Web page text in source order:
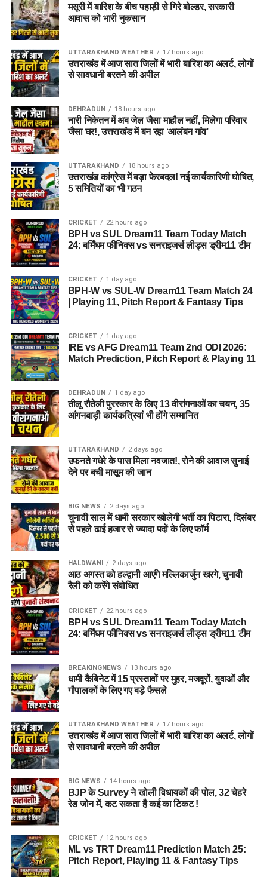
मसूरी में बारिश के बीच पहाड़ी से गिरे बोल्डर, सरकारी
आवास को भारी नुकसान
UTTARAKHAND WEATHER 17 hours ago
उत्तराखंड में आज सात जिलों में भारी बारिश का अलर्ट, लोगों
से सावधानी बरतने की अपील
DEHRADUN 18 hours ago
नारी निकेतन में अब जेल जैसा माहौल नहीं, मिलेगा परिवार
जैसा घर!, उत्तराखंड में बन रहा ‘आलंबन गांव’
UTTARAKHAND 18 hours ago
उत्तराखंड कांग्रेस में बड़ा फेरबदल! नई कार्यकारिणी घोषित,
5 समितियों का भी गठन
CRICKET 22 hours ago
BPH vs SUL Dream11 Team Today Match
24: बर्मिंघम फीनिक्स vs सनराइजर्स लीड्स ड्रीम11 टीम
CRICKET 1 day ago
BPH-W vs SUL-W Dream11 Team Match 24
| Playing 11, Pitch Report & Fantasy Tips
CRICKET 1 day ago
IRE vs AFG Dream11 Team 2nd ODI 2026:
Match Prediction, Pitch Report & Playing 11
DEHRADUN 1 day ago
तीलू रौतेली पुरस्कार के लिए 13 वीरांगनाओं का चयन, 35
आंगनबाड़ी कार्यकत्रियां भी होंगे सम्मानित
UTTARAKHAND 2 days ago
उफनते गधेरे के पास मिला नवजात!, रोने की आवाज सुनाई
देने पर बची मासूम की जान
BIG NEWS 2 days ago
चुनावी साल में धामी सरकार खोलेगी भर्ती का पिटारा, दिसंबर
से पहले ढाई हजार से ज्यादा पदों के लिए फॉर्म
HALDWANI 2 days ago
आठ अगस्त को हल्द्वानी आएंगे मल्लिकार्जुन खरगे, चुनावी
रैली को करेंगे संबोधित
CRICKET 22 hours ago
BPH vs SUL Dream11 Team Today Match
24: बर्मिंघम फीनिक्स vs सनराइजर्स लीड्स ड्रीम11 टीम
BREAKINGNEWS 13 hours ago
धामी कैबिनेट में 15 प्रस्तावों पर मुहर, मजदूरों, युवाओं और
गौपालकों के लिए गए बड़े फैसले
UTTARAKHAND WEATHER 17 hours ago
उत्तराखंड में आज सात जिलों में भारी बारिश का अलर्ट, लोगों
से सावधानी बरतने की अपील
BIG NEWS 14 hours ago
BJP के Survey ने खोली विधायकों की पोल, 32 चेहरे
रेड जोन में, कट सकता है कई का टिकट !
CRICKET 12 hours ago
ML vs TRT Dream11 Prediction Match 25:
Pitch Report, Playing 11 & Fantasy Tips